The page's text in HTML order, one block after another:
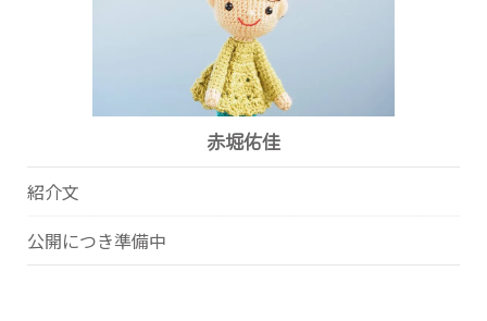
赤堀佑佳
紹介文
公開につき準備中